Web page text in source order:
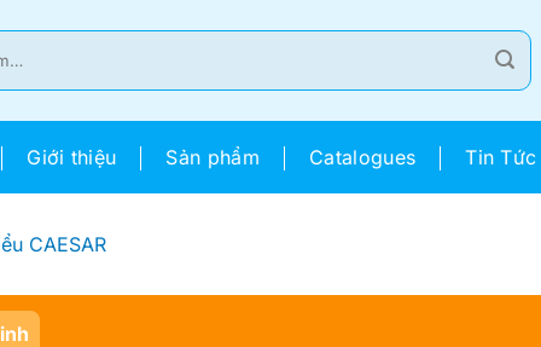
Giới thiệu Sản phẩm Catalogues Tin Tức
CAESAR